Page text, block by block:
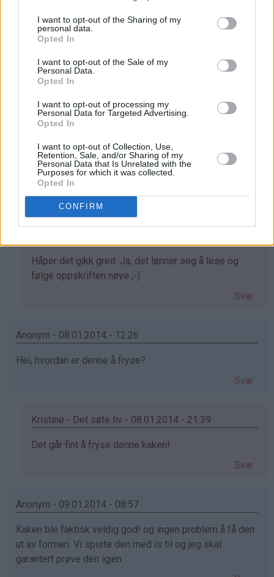
I want to opt-out of the Sharing of my
personal data.
Opted In
I want to opt-out of the Sale of my
Personal Data.
Opted In
I want to opt-out of processing my
Personal Data for Targeted Advertising.
Opted In
I want to opt-out of Collection, Use,
Retention, Sale, and/or Sharing of my
Personal Data that Is Unrelated with the
Purposes for which it was collected.
Opted In
CONFIRM
Kine
(ikke
bekreftet)
med tanke på at den bør stå kaldt en stund med
glasuren på før kaken løftes ut av formen.
Anonym - 04.01.2014 - 17:48
Ser fantastisk, og jeg gikk i gang uten å sjekke
ingredienser..... Mangler Melissa så får ikke på glaset,
bakepapir, håper jeg får den ut av formen og lettrømme,
men håper den kan spises allikevel. Har allerede
bestemt for å prøve på ny og følge oppskriften til punkt
og prikke
Svar
Som
svar
(ikke
Håper det gikk greit. Ja, det lønner seg å lese og
følge oppskriften nøye ;-)
Svar
Anonym - 08.01.2014 - 12:26
Hei, hvordan er denne å fryse?
Svar
Kristine - Det søte liv - 08.01.2014 - 21:39
Som
Anonym
bekreftet)
Det går fint å fryse denne kaken!
Svar
Anonym - 09.01.2014 - 08:57
Kaken ble faktisk veldig god! og ingen problem å få den
ut av formen. Vi spiste den med is til og jeg skal
garantert prøve den igjen